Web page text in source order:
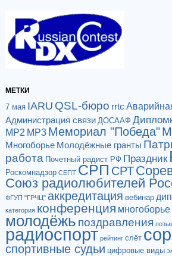
МЕТКИ
7 мая IARU QSL-бюро rrtc
Администрация связи ДОСААФ
МР2 МР3 Мемориал "Победа"
Многоборье Молодёжные гранты
работа Почетный радист РФ Праздник
Роскомнадзор СЕПТ СРП СРТ
Союз радиолюбителей
ФГУП "ГРЧЦ" аккредитация вебинар
категория конференция
молодёжь поздравления
радиоспорт рейтинг слёт
спортивные судьи цифровые виды